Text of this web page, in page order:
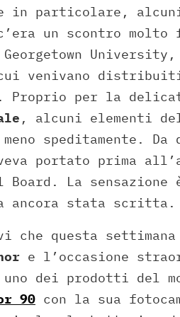
particolare, alcuni
un scontro
University,
cui venivano
per la
, alcuni elementi
speditamente.
portato prima
La sensazione
ancora stata scritta.
questa settimana
e l’occasione
dei prodotti del
90 con la sua